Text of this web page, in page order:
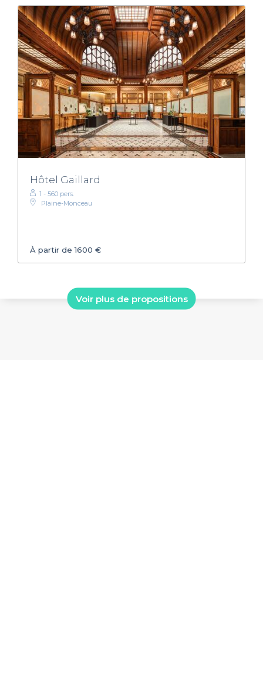
Hôtel Gaillard
1 - 560 pers.
Plaine-Monceau
À partir de 1600 €
Voir plus de propositions